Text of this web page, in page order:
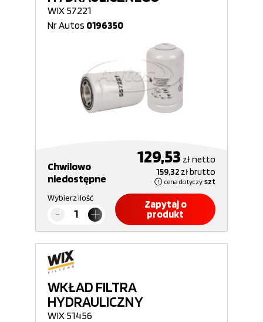
WIX 57221
Nr Autos 0196350
Chwilowo
niedostępne
129,53 złnetto
159,32 złbrutto
cena dotyczy szt
Wybierz ilość
Zapytaj o
produkt
WKŁAD FILTRA
HYDRAULICZNY
WIX 51456